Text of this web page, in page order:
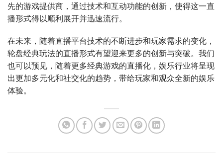
先的游戏提供商，通过技术和互动功能的创新，使得这一直
播形式得以顺利展开并迅速流行。
在未来，随着直播平台技术的不断进步和玩家需求的变化，
轮盘经典玩法的直播形式有望迎来更多的创新与突破。我们
也可以预见，随着更多经典游戏的直播化，娱乐行业将呈现
出更加多元化和社交化的趋势，带给玩家和观众全新的娱乐
体验。